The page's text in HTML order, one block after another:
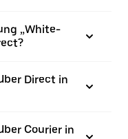
„White-
Direct in
Courier in